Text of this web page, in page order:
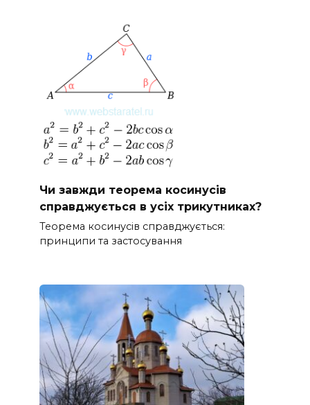
Чи завжди теорема косинусів
справджується в усіх трикутниках?
Теорема косинусів справджується:
принципи та застосування